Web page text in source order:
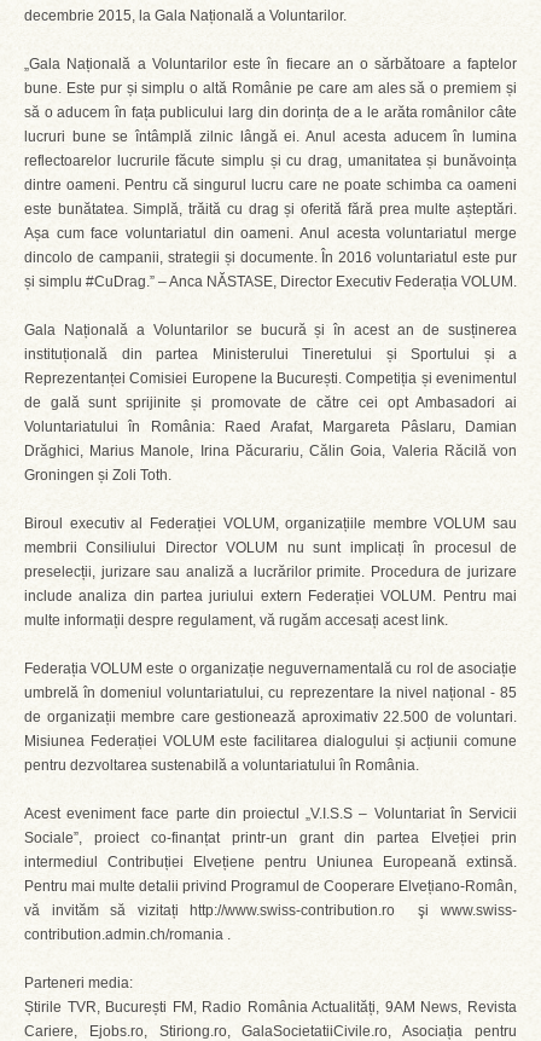
decembrie 2015, la Gala Națională a Voluntarilor.
„Gala Națională a Voluntarilor este în fiecare an o sărbătoare a faptelor
bune. Este pur și simplu o altă Românie pe care am ales să o premiem și
să o aducem în fața publicului larg din dorința de a le arăta românilor câte
lucruri bune se întâmplă zilnic lângă ei. Anul acesta aducem în lumina
reflectoarelor lucrurile făcute simplu și cu drag, umanitatea și bunăvoința
dintre oameni. Pentru că singurul lucru care ne poate schimba ca oameni
este bunătatea. Simplă, trăită cu drag și oferită fără prea multe așteptări.
Așa cum face voluntariatul din oameni. Anul acesta voluntariatul merge
dincolo de campanii, strategii și documente. În 2016 voluntariatul este pur
și simplu #CuDrag.” – Anca NĂSTASE, Director Executiv Federația VOLUM.
Gala Națională a Voluntarilor se bucură și în acest an de susținerea
instituțională din partea Ministerului Tineretului și Sportului și a
Reprezentanței Comisiei Europene la București. Competiția și evenimentul
de gală sunt sprijinite și promovate de către cei opt Ambasadori ai
Voluntariatului în România: Raed Arafat, Margareta Pâslaru, Damian
Drăghici, Marius Manole, Irina Păcurariu, Călin Goia, Valeria Răcilă von
Groningen și Zoli Toth.
Biroul executiv al Federației VOLUM, organizațiile membre VOLUM sau
membrii Consiliului Director VOLUM nu sunt implicați în procesul de
preselecții, jurizare sau analiză a lucrărilor primite. Procedura de jurizare
include analiza din partea juriului extern Federației VOLUM. Pentru mai
multe informații despre regulament, vă rugăm accesați acest link.
Federația VOLUM este o organizație neguvernamentală cu rol de asociație
umbrelă în domeniul voluntariatului, cu reprezentare la nivel național - 85
de organizații membre care gestionează aproximativ 22.500 de voluntari.
Misiunea Federației VOLUM este facilitarea dialogului și acțiunii comune
pentru dezvoltarea sustenabilă a voluntariatului în România.
Acest eveniment face parte din proiectul „V.I.S.S – Voluntariat în Servicii
Sociale”, proiect co-finanțat printr-un grant din partea Elveției prin
intermediul Contribuției Elvețiene pentru Uniunea Europeană extinsă.
Pentru mai multe detalii privind Programul de Cooperare Elvețiano-Român,
vă invităm să vizitați http://www.swiss-contribution.ro şi www.swiss-
contribution.admin.ch/romania .
Parteneri media:
Știrile TVR, București FM, Radio România Actualități, 9AM News, Revista
Cariere, Ejobs.ro, Stiriong.ro, GalaSocietatiiCivile.ro, Asociația pentru